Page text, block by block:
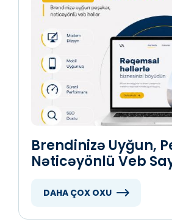
Brendinizə Uyğun,
Nəticəyönlü Veb
DAHA ÇOX OXU